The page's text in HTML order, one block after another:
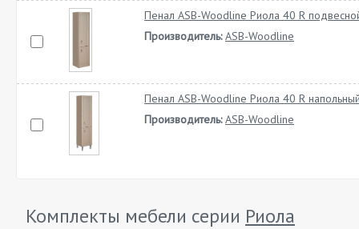
Пенал ASB-Woodline Риола 40 R
Производитель: ASB-Woodline
Пенал ASB-Woodline Риола 40 R
Производитель: ASB-Woodline
Комплекты мебели серии Риола